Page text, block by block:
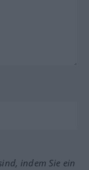
indem Sie ein